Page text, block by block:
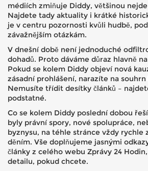
médiích zmiňuje Diddy, většinou
Najdete tady aktuality i krátké
je v centru pozornosti kvůli hudbě,
závažnějším otázkám.
V dnešní době není jednoduché
dohadů. Proto dáváme důraz hlavně
Pokud se kolem Diddy objeví nová
zásadní prohlášení, narazíte na
Nemusíte třídit desítky článků –
podstatné.
Co se kolem Diddy poslední dobou
byly právní spory, nové spolupráce,
byznysu, na téhle stránce vždy rychle
děním. Vše doplňujeme jasnými
články z celého webu Zprávy 24
detailu, pokud chcete.